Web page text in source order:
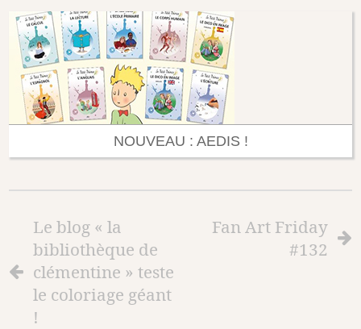
NOUVEAU : AEDIS !
Le blog « la
bibliothèque de
clémentine » teste
le coloriage géant
!
Fan Art Friday
#132